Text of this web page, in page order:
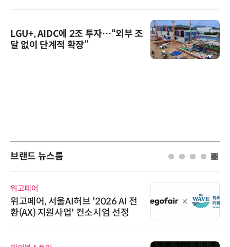
LGU+, AIDC에 2조 투자…“외부 조
달 없이 단계적 확장”
브랜드 뉴스룸
위고페어
위고페어, 서울AI허브 '2026 AI 전
환(AX) 지원사업' 컨소시엄 선정